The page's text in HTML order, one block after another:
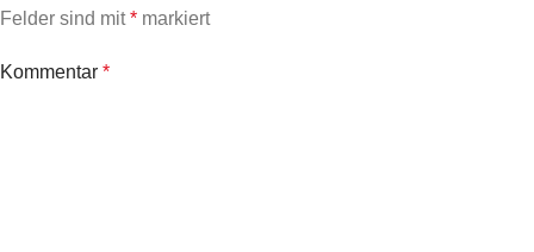
Felder sind mit* markiert
Kommentar *